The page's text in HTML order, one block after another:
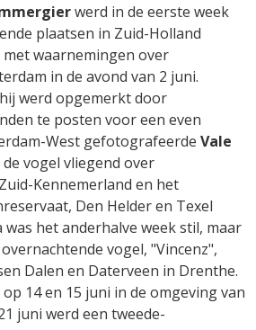
werd in de eerste week
plaatsen in Zuid-Holland
waarnemingen over
in de avond van 2 juni.
werd opgemerkt door
te posten voor een even
West gefotografeerde Vale
vogel vliegend over
Kennemerland en het
Den Helder en Texel
was het anderhalve week stil, maar
vogel, "Vincenz",
Dalen en Daterveen in Drenthe.
14 en 15 juni in de omgeving van
juni werd een tweede-